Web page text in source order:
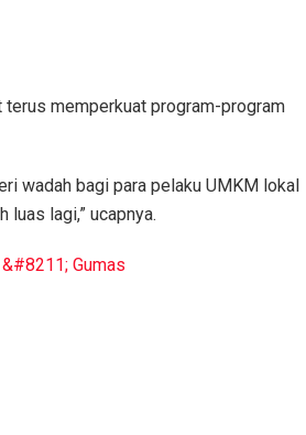
memperkuat program-program
wadah bagi para pelaku UMKM lokal
lagi,” ucapnya.
Gumas